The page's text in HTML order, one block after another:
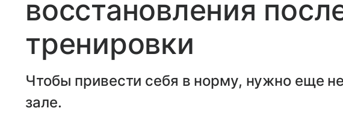
восстановления
тренировки
Чтобы привести себя в норму, нужно еще
зале.